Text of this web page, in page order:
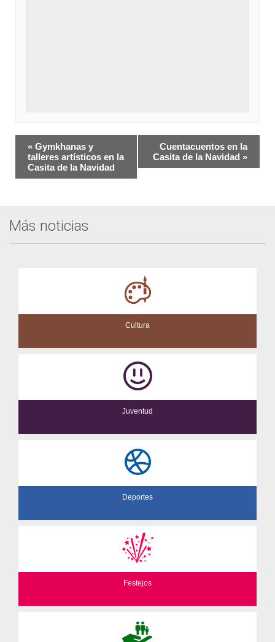
Navegación
del
Evento
« Gymkhanas y
talleres artísticos en la
Casita de la Navidad
Cuentacuentos en la
Casita de la Navidad »
Más noticias
Cultura
Juventud
Deportes
Festejos